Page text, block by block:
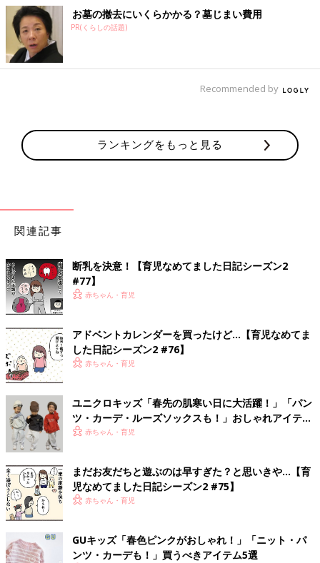
お墓の撤去にいくらかかる？墓じまい費用
PR(くらしの話題)
Recommended by
ランキングをもっと見る
関連記事
断乳を決意！【育児なめてました日記シーズン2
#77】
赤ちゃん・育児
アドベントカレンダーを買ったけど…【育児なめてま
した日記シーズン2 #76】
赤ちゃん・育児
ユニクロキッズ「春先の肌寒い日に大活躍！」「パン
ツ・カーデ・ルーズソックスも！」おしゃれアイテム
5選赤ちゃん・育児
まだお友だちと遊ぶのは早すぎた？と思いきや…【育
児なめてました日記シーズン2 #75】
赤ちゃん・育児
GUキッズ「春色ピンクがおしゃれ！」「ニット・パ
ンツ・カーデも！」買うべきアイテム5選